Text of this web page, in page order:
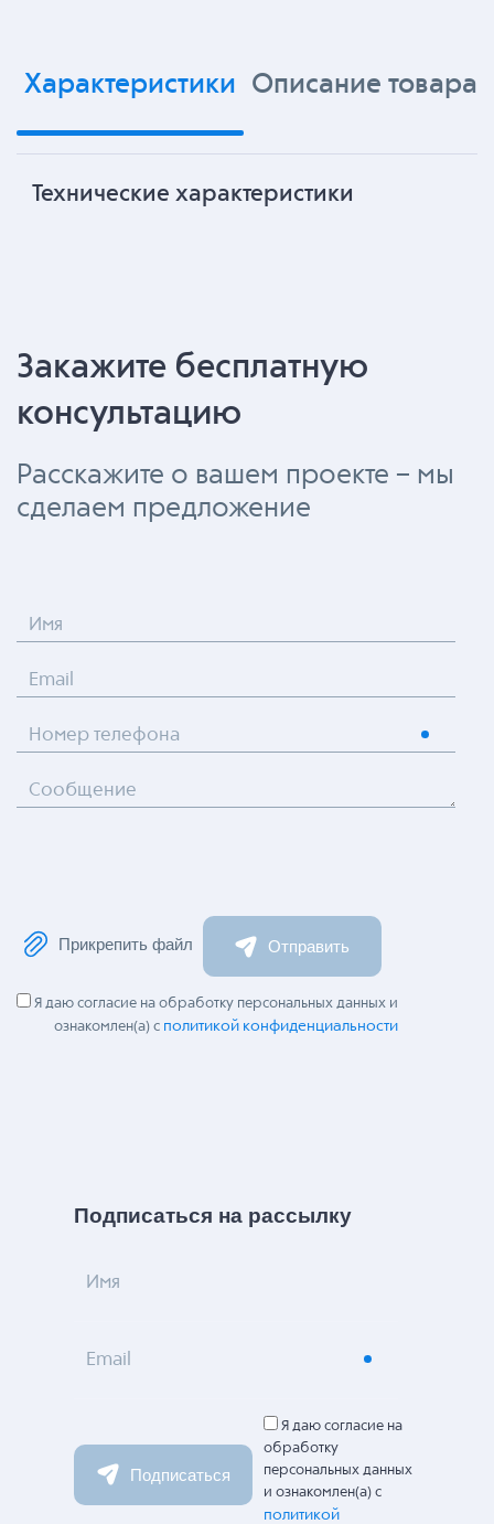
Характеристики Описание товара
Технические характеристики
Закажите бесплатную
консультацию
Расскажите о вашем проекте – мы
сделаем предложение
Имя
Email
Номер телефона
Сообщение
Прикрепить файл Отправить
Я даю согласие на обработку персональных данных и
ознакомлен(а) с политикой конфиденциальности
Подписаться на рассылку
Имя
Email
Подписаться
Я даю согласие на
обработку
персональных данных
и ознакомлен(а) с
политикой